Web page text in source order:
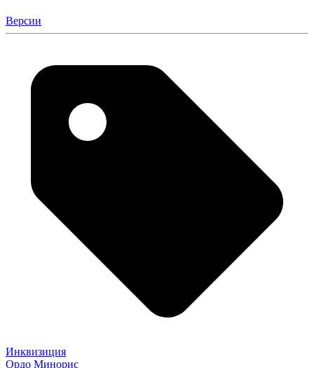
Версии
Инквизиция
Ордо Минорис